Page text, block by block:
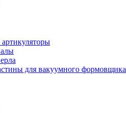
для вакуумного формовщика